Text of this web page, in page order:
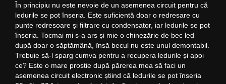
În principiu nu este nevoie de un asemenea circuit pentru că
ledurile se pot înseria. Este suficientă doar o redresare cu
punte redresoare și filtrare cu condensator, iar ledurile se pot
înseria. Tocmai mi s-a ars și mie o chinezărie de bec led
după doar o săptămână, însă becul nu este unul demontabil.
Trebuie să-l sparg cumva pentru a recupera ledurile și apoi
ce? Este o mare prostie după părerea mea să faci un
asemenea circuit electronic știind că ledurile se pot înseria